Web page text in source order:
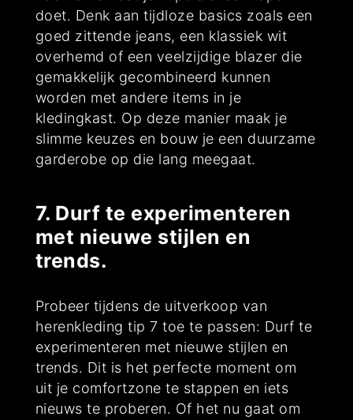
doet. Denk aan tijdloze basics zoals een
goed zittende jeans, een klassiek wit
overhemd of een veelzijdige blazer die
gemakkelijk gecombineerd kunnen
worden met andere items in je
kledingkast. Op deze manier maak je
slimme keuzes en bouw je een duurzame
garderobe op die lang meegaat.
7. Durf te experimenteren
met nieuwe stijlen en
trends.
Probeer tijdens de uitverkoop van
herenkleding tip 7 toe te passen: Durf te
experimenteren met nieuwe stijlen en
trends. Dit is het perfecte moment om
uit je comfortzone te stappen en iets
nieuws te proberen. Of het nu gaat om